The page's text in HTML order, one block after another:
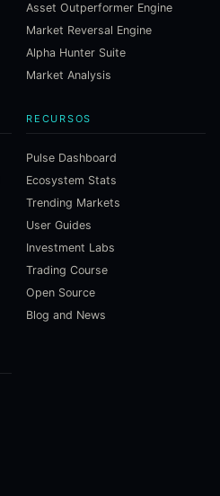
Asset Outperformer Engine
Market Reversal Engine
Alpha Hunter Suite
Market Analysis
RECURSOS
Pulse Dashboard
Ecosystem Stats
Trending Markets
User Guides
Investment Labs
Trading Course
Open Source
Blog and News